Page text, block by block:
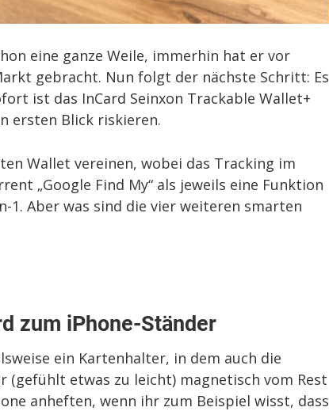
eine ganze Weile, immerhin hat er vor
gebracht. Nun folgt der nächste Schritt: Es
ist das InCard Seinxon Trackable Wallet+
ersten Blick riskieren.
Wallet vereinen, wobei das Tracking im
„Google Find My“ als jeweils eine Funktion
1. Aber was sind die vier weiteren smarten
zum iPhone-Ständer
ein Kartenhalter, in dem auch die
etwas zu leicht) magnetisch vom Rest
anheften, wenn ihr zum Beispiel wisst, dass